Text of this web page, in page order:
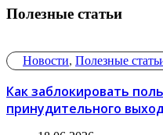
Полезные статьи
Новости, Полезные
Как заблокировать
принудительного